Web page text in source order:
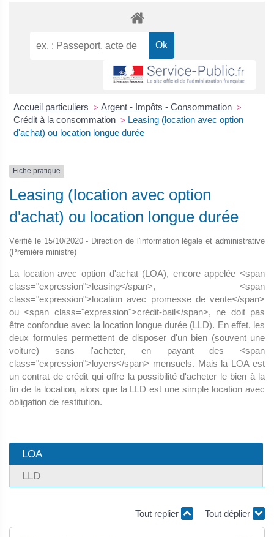
Accueil particuliers > Argent - Impôts - Consommation >
Crédit à la consommation > Leasing (location avec option
d'achat) ou location longue durée
Fiche pratique
Leasing (location avec option
d'achat) ou location longue durée
Vérifié le 15/10/2020 - Direction de l'information légale et administrative
(Première ministre)
La location avec option d'achat (LOA), encore appelée <span
class="expression">leasing</span>, <span
class="expression">location avec promesse de vente</span>
ou <span class="expression">crédit-bail</span>, ne doit pas
être confondue avec la location longue durée (LLD). En effet, les
deux formules permettent de disposer d'un bien (souvent une
voiture) sans l'acheter, en payant des <span
class="expression">loyers</span> mensuels. Mais la LOA est
un contrat de crédit qui offre la possibilité d'acheter le bien à la
fin de la location, alors que la LLD est une simple location avec
obligation de restitution.
LOA
LLD
Tout replier Tout déplier